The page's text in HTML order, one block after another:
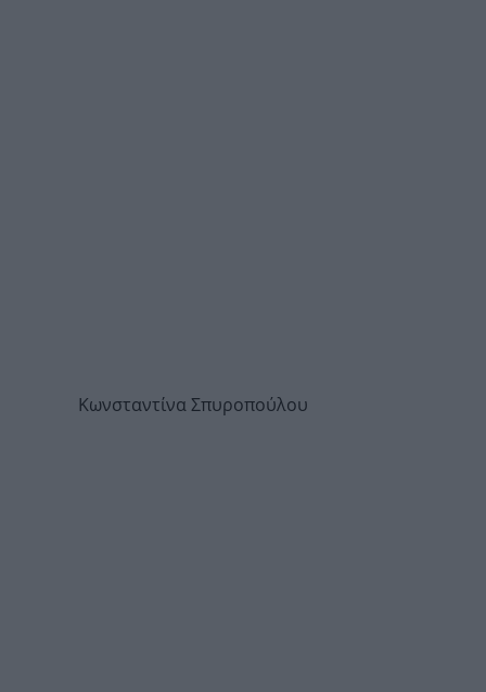
Κωνσταντίνα Σπυροπούλου